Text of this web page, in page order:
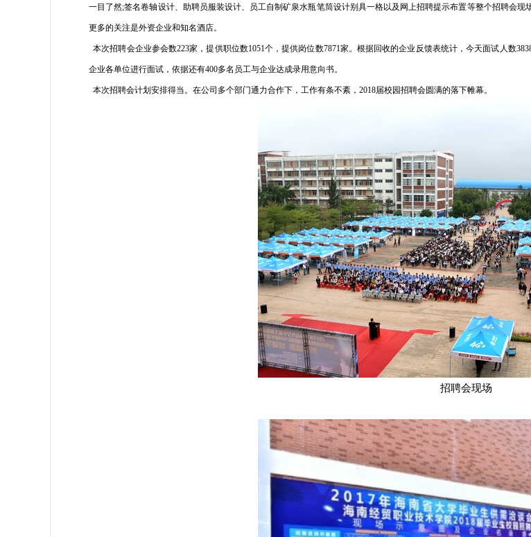
一目了然;签名卷轴设计、助聘员服装设计、员工自制矿泉水瓶笔筒设计别具一格以及网上招聘提示布置等整个招聘会
更多的关注是外资企业和知名酒店。
本次招聘会企业参会数223家，提供职位数1051个，提供岗位数7871家。根据回收的企业反馈表统计，今天面试人数
企业各单位进行面试，依据还有400多名员工与企业达成录用意向书。
本次招聘会计划安排得当。在公司多个部门通力合作下，工作有条不紊，2018届校园招聘会圆满的落下帷幕。
招聘会现场